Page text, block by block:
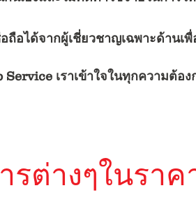
ถือได้จากผู้เชี่ยวชาญเฉพาะด้านเ
Service เราเข้าใจในทุกความต้อ
รต่างๆในราค